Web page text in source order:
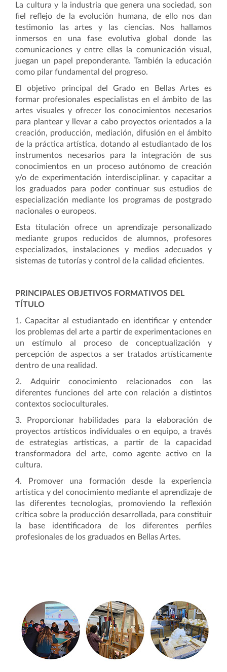
La cultura y la industria que genera una sociedad, son
fiel reflejo de la evolución humana, de ello nos dan
testimonio las artes y las ciencias. Nos hallamos
inmersos en una fase evolutiva global donde las
comunicaciones y entre ellas la comunicación visual,
juegan un papel preponderante. También la educación
como pilar fundamental del progreso.
El objetivo principal del Grado en Bellas Artes es
formar profesionales especialistas en el ámbito de las
artes visuales y ofrecer los conocimientos necesarios
para plantear y llevar a cabo proyectos orientados a la
creación, producción, mediación, difusión en el ámbito
de la práctica artística, dotando al estudiantado de los
instrumentos necesarios para la integración de sus
conocimientos en un proceso autónomo de creación
y/o de experimentación interdisciplinar. y capacitar a
los graduados para poder continuar sus estudios de
especialización mediante los programas de postgrado
nacionales o europeos.
Esta titulación ofrece un aprendizaje personalizado
mediante grupos reducidos de alumnos, profesores
especializados, instalaciones y medios adecuados y
sistemas de tutorías y control de la calidad eficientes.
PRINCIPALES OBJETIVOS FORMATIVOS DEL
TÍTULO
1. Capacitar al estudiantado en identificar y entender
los problemas del arte a partir de experimentaciones en
un estímulo al proceso de conceptualización y
percepción de aspectos a ser tratados artísticamente
dentro de una realidad.
2. Adquirir conocimiento relacionados con las
diferentes funciones del arte con relación a distintos
contextos socioculturales.
3. Proporcionar habilidades para la elaboración de
proyectos artísticos individuales o en equipo, a través
de estrategias artísticas, a partir de la capacidad
transformadora del arte, como agente activo en la
cultura.
4. Promover una formación desde la experiencia
artística y del conocimiento mediante el aprendizaje de
las diferentes tecnologías, promoviendo la reflexión
crítica sobre la producción desarrollada, para constituir
la base identificadora de los diferentes perfiles
profesionales de los graduados en Bellas Artes.